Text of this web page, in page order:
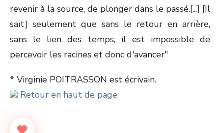
revenir à la source, de plonger dans le passé.[...] [Il
sait] seulement que sans le retour en arrière,
sans le lien des temps, il est impossible de
percevoir les racines et donc d'avancer"
* Virginie POITRASSON est écrivain.
Retour en haut de page